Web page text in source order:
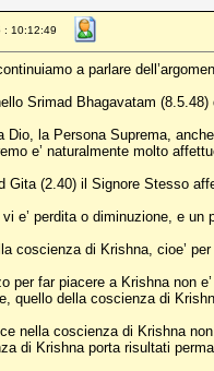
: 10:12:49
a parlare
Srimad Bhagavatam (8.5.48)
Dio, la Persona Suprema,
e’ naturalmente molto
Gita (2.40) il Signore Stesso
e’ perdita o diminuzione, e
coscienza di Krishna, cioe’
per far piacere a Krishna non
quello della coscienza di
nella coscienza di Krishna
di Krishna porta risultati